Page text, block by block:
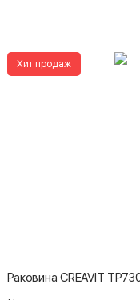
Хит продаж
Раковина CREAVIT